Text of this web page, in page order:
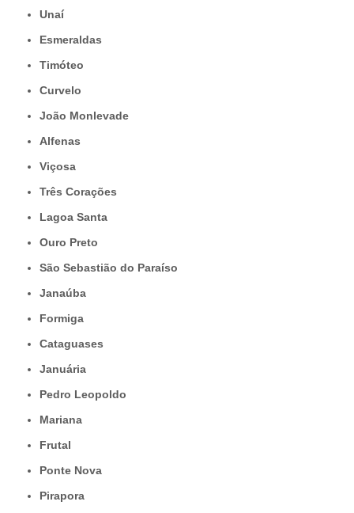
Unaí
Esmeraldas
Timóteo
Curvelo
João Monlevade
Alfenas
Viçosa
Três Corações
Lagoa Santa
Ouro Preto
São Sebastião do Paraíso
Janaúba
Formiga
Cataguases
Januária
Pedro Leopoldo
Mariana
Frutal
Ponte Nova
Pirapora